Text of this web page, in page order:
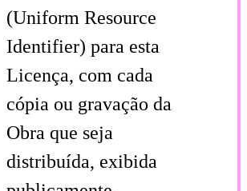
(Uniform Resource
Identifier) para esta
Licença, com cada
cópia ou gravação da
Obra que seja
distribuída, exibida